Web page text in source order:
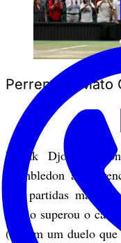
Perrengue Mato
Novak Djokovic
Wimbledon após
das partidas mais
sérvio superou o
(7), em um duelo